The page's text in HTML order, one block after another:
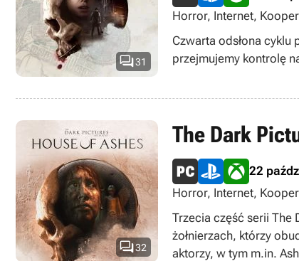
31
Horror, Internet,
Singleplayer, TPP
Czwarta odsłona
przejmujemy kontrolę
32
The Dark
22
Horror, Internet,
Singleplayer, TPP
Trzecia część serii The
żołnierzach, którzy
aktorzy, w tym m.in.